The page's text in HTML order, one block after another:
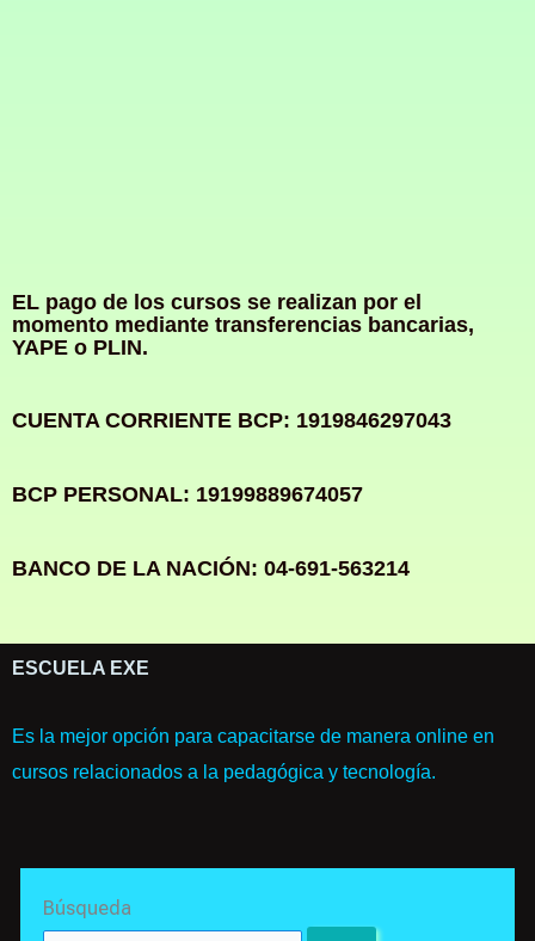
EL pago de los cursos se realizan por el
momento mediante transferencias bancarias,
YAPE o PLIN.
CUENTA CORRIENTE BCP: 1919846297043
BCP PERSONAL: 19199889674057
BANCO DE LA NACIÓN: 04-691-563214
ESCUELA EXE
Es la mejor opción para capacitarse de manera online en
cursos relacionados a la pedagógica y tecnología.
Búsqueda
for: